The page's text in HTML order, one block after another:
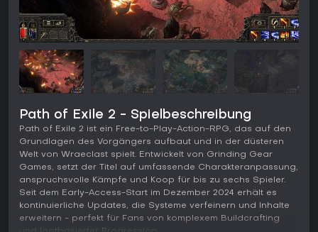
Path of Exile 2 - Spielbeschreibung
Path of Exile 2 ist ein Free-to-Play-Action-RPG, das auf den
Grundlagen des Vorgängers aufbaut und in der düsteren
Welt von Wraeclast spielt. Entwickelt von Grinding Gear
Games, setzt der Titel auf umfassende Charakteranpassung,
anspruchsvolle Kämpfe und Koop für bis zu sechs Spieler.
Seit dem Early-Access-Start im Dezember 2024 erhält es
kontinuierliche Updates, die Systeme verfeinern und Inhalte
erweitern - perfekt für Fans von komplexem Buildcrafting